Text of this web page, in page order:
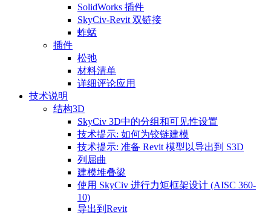
SolidWorks 插件
SkyCiv-Revit 双链接
蚱蜢
插件
松弛
材料清单
详细评论应用
技术说明
结构3D
SkyCiv 3D中的分组和可见性设置
技术提示: 如何为铰链建模
技术提示: 准备 Revit 模型以导出到 S3D
列屈曲
建模堆叠梁
使用 SkyCiv 进行力矩框架设计 (AISC 360-
10)
导出到Revit